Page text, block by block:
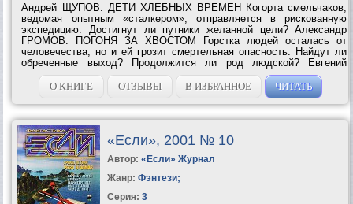
Андрей ЩУПОВ. ДЕТИ ХЛЕБНЫХ ВРЕМЕН Когорта смельчаков,
ведомая опытным «cталкером», отправляется в рискованную
экспедицию. Достигнут ли путники желанной цели? Александр
ГРОМОВ. ПОГОНЯ ЗА ХВОСТОМ Горстка людей осталась от
человечества, но и ей грозит смертельная опасность. Найдут ли
обреченные выход? Продолжится ли род людской? Евгений
ЛУКИН. И ГРОМ НЕ ГРЯНУЛ Молодому хроноавантюристу:
подправить историю, оказывается, не...
О КНИГЕ ОТЗЫВЫ В ИЗБРАННОЕ ЧИТАТЬ
«Если», 2001 № 10
Автор: «Если» Журнал
Жанр: Фэнтези;
Серия: 3